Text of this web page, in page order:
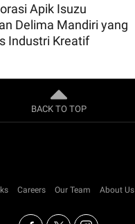
Apik Isuzu
Delima Mandiri yang
Industri Kreatif
BACK TO TOP
Careers Our Team About Us